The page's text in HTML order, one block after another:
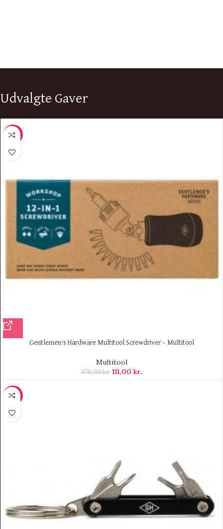
Udvalgte Gaver
-70%
Gentlemen’s Hardware Multitool Screwdriver – Multitool
Multitool
370,00kr. 111,00 kr.
-12%